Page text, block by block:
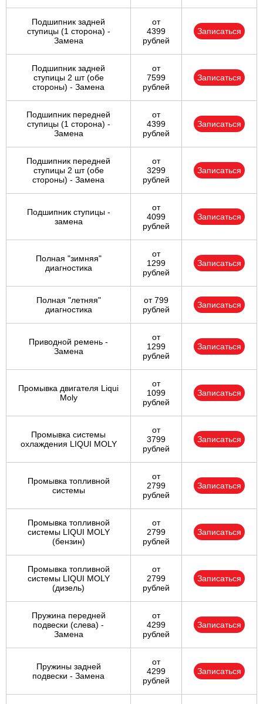
Подшипник задней
ступицы (1 сторона) -
Замена
от
4399
рублей
Записаться
Подшипник задней
ступицы 2 шт (обе
стороны) - Замена
от
7599
рублей
Записаться
Подшипник передней
ступицы (1 сторона) -
Замена
от
4399
рублей
Записаться
Подшипник передней
ступицы 2 шт (обе
стороны) - Замена
от
3299
рублей
Записаться
Подшипник ступицы -
замена
от
4099
рублей
Записаться
Полная "зимняя"
диагностика
от
1299
рублей
Записаться
Полная "летняя"
диагностика
от 799
рублей
Записаться
Приводной ремень -
Замена
от
1299
рублей
Записаться
Промывка двигателя Liqui
Moly
от
1099
рублей
Записаться
Промывка системы
охлаждения LIQUI MOLY
от
3799
рублей
Записаться
Промывка топливной
системы
от
2799
рублей
Записаться
Промывка топливной
системы LIQUI MOLY
(бензин)
от
2799
рублей
Записаться
Промывка топливной
системы LIQUI MOLY
(дизель)
от
2799
рублей
Записаться
Пружина передней
подвески (слева) -
Замена
от
4299
рублей
Записаться
Пружины задней
подвески - Замена
от
4299
рублей
Записаться